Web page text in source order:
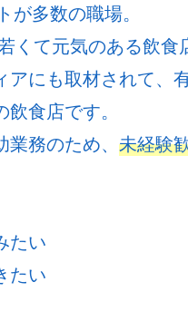
多数の職場。
くて元気のある飲食
にも取材されて、
食店です。
務のため、 未経験
たい
たい